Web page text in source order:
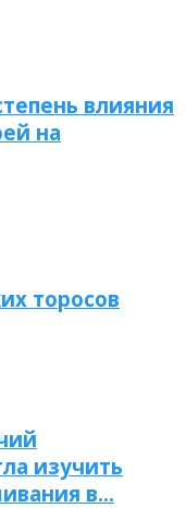
влияния
на
торосов
изучить
в…